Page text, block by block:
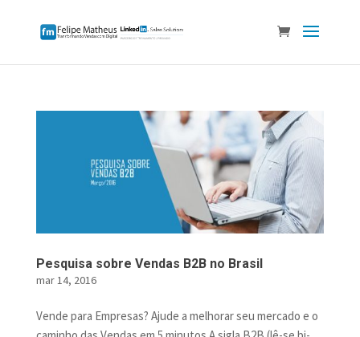
Pesquisa sobre Vendas B2B no Brasil
mar 14, 2016
Vende para Empresas? Ajude a melhorar seu mercado e o